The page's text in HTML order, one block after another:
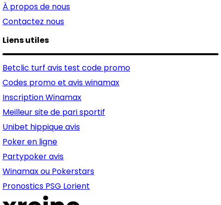
À propos de nous
Contactez nous
Liens utiles
Betclic turf avis test code promo
Codes promo et avis winamax
Inscription Winamax
Meilleur site de pari sportif
Unibet hippique avis
Poker en ligne
Partypoker avis
Winamax ou Pokerstars
Pronostics PSG Lorient